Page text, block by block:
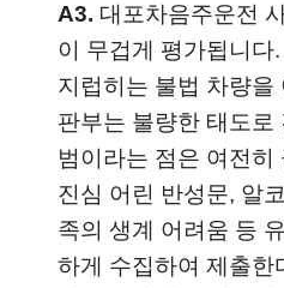
A3. 대포차음주운전
이 무겁게 평가됩니다
지럽히는 불법 차량을
판부는 불량한 태도로
범이라는 점은 여전
진심 어린 반성문, 알
족의 생계 어려움 등
하게 수집하여 제출한